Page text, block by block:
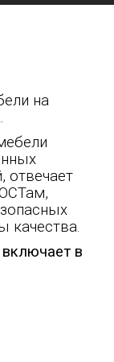
на
.
отвечает
качества.
в